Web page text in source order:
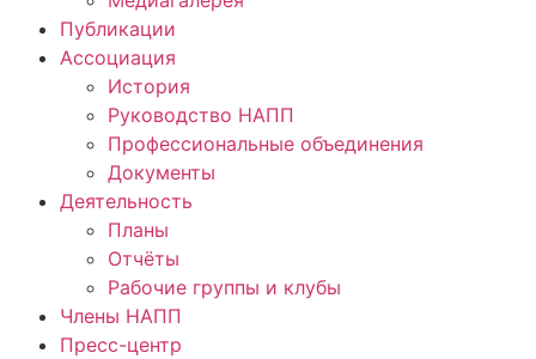
Публикации
Ассоциация
История
Руководство НАПП
Профессиональные объединения
Документы
Деятельность
Планы
Отчёты
Рабочие группы и клубы
Члены НАПП
Пресс-центр